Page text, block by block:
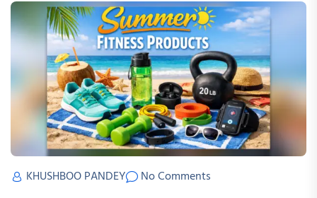
KHUSHBOO PANDEY
No Comments